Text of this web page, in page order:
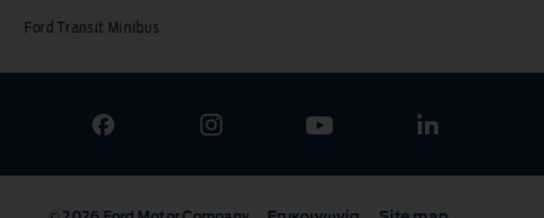
Ford Transit Minibus